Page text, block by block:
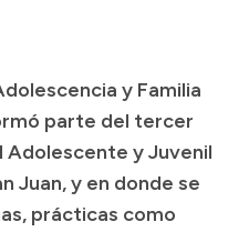
y Familia
parte del tercer
Adolescente y Juvenil
Juan, y en donde se
prácticas como